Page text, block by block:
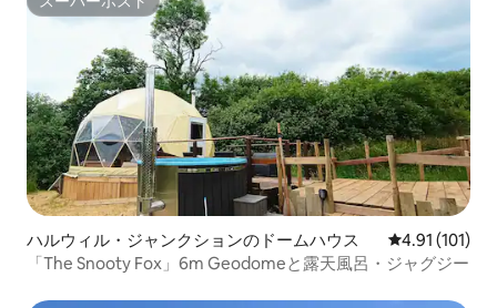
スーパーホスト
ハルウィル・ジャンクションのドームハウス レビュー101
4.91 (101)
「The Snooty Fox」6m Geodomeと露天風呂・ジャグジー